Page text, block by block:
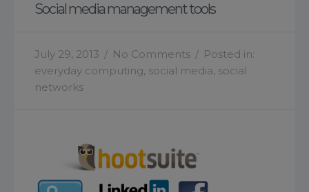
Social media management tools
July 29, 2013 / No Comments / Posted in:
everyday computing, social media, social
networks